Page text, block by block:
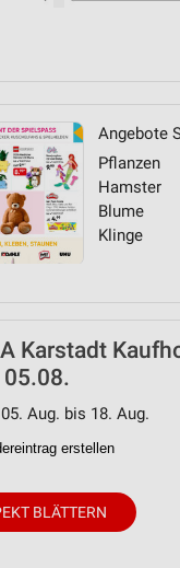
Angebote
Pflanzen
Hamster
Blume
Klinge
Karstadt
Aug. bis 18. Aug.
erstellen
BLÄTTERN